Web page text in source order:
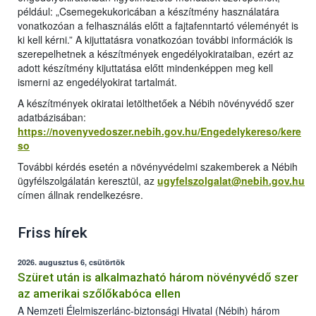
például: „Csemegekukoricában a készítmény használatára
vonatkozóan a felhasználás előtt a fajtafenntartó véleményét is
ki kell kérni.” A kijuttatásra vonatkozóan további információk is
szerepelhetnek a készítmények engedélyokirataiban, ezért az
adott készítmény kijuttatása előtt mindenképpen meg kell
ismerni az engedélyokirat tartalmát.
A készítmények okiratai letölthetőek a Nébih növényvédő szer
adatbázisában:
https://novenyvedoszer.nebih.gov.hu/Engedelykereso/kere
so
További kérdés esetén a növényvédelmi szakemberek a Nébih
ügyfélszolgálatán keresztül, az ugyfelszolgalat@nebih.gov.hu
címen állnak rendelkezésre.
Friss hírek
2026. augusztus 6, csütörtök
Szüret után is alkalmazható három növényvédő szer
az amerikai szőlőkabóca ellen
A Nemzeti Élelmiszerlánc-biztonsági Hivatal (Nébih) három